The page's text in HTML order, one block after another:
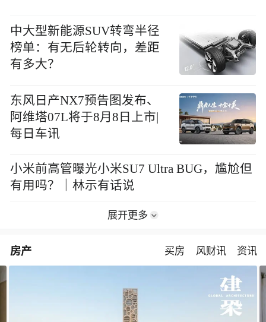
中大型新能源SUV转弯半径
榜单：有无后轮转向，差距
有多大？
东风日产NX7预告图发布、
阿维塔07L将于8月8日上市|
每日车讯
小米前高管曝光小米SU7 Ultra BUG，尴尬但
有用吗？｜林示有话说
展开更多
房产 买房 风财讯 资讯